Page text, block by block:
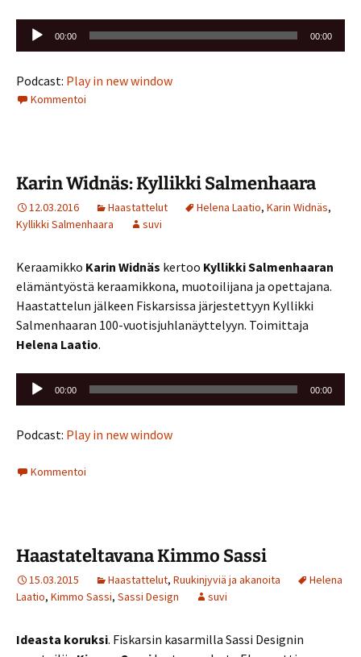
Äänitoistin
00:00 00:00
Podcast: Play in new window
Kommentoi
Karin Widnäs: Kyllikki Salmenhaara
12.03.2016 Haastattelut Helena Laatio, Karin Widnäs,
Kyllikki Salmenhaara
suvi
Keraamikko Karin Widnäs kertoo Kyllikki Salmenhaaran
elämäntyöstä keraamikkona, muotoilijana ja opettajana.
Haastattelun jälkeen Fiskarsissa järjestettyyn Kyllikki
Salmenhaaran 100-vuotisjuhlanäyttelyyn. Toimittaja
Helena Laatio.
Äänitoistin
00:00 00:00
Podcast: Play in new window
Kommentoi
Haastateltavana Kimmo Sassi
15.03.2015 Haastattelut, Ruukinjyviä ja akanoita
Helena
Laatio, Kimmo Sassi, Sassi Design suvi
Ideasta koruksi. Fiskarsin kasarmilla Sassi Designin